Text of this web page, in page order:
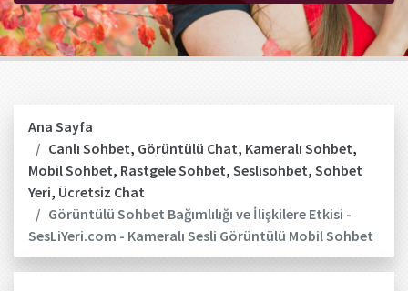
Ana Sayfa
Canlı Sohbet, Görüntülü Chat, Kameralı Sohbet,
Mobil Sohbet, Rastgele Sohbet, Seslisohbet, Sohbet
Yeri, Ücretsiz Chat
Görüntülü Sohbet Bağımlılığı ve İlişkilere Etkisi -
SesLiYeri.com - Kameralı Sesli Görüntülü Mobil Sohbet